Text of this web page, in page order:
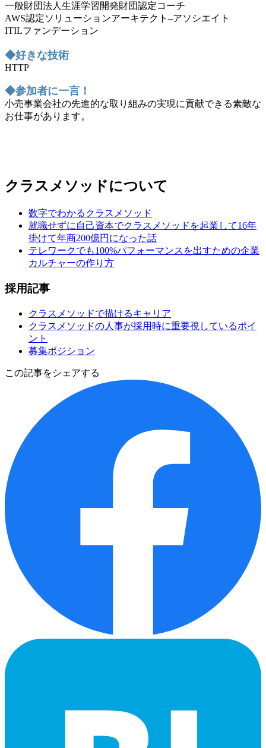
一般財団法人生涯学習開発財団認定コーチ
AWS認定ソリューションアーキテクト–アソシエイト
ITILファンデーション
◆好きな技術
HTTP
◆参加者に一言！
小売事業会社の先進的な取り組みの実現に貢献できる素敵な
お仕事があります。
クラスメソッドについて
数字でわかるクラスメソッド
就職せずに自己資本でクラスメソッドを起業して16年
掛けて年商200億円になった話
テレワークでも100%パフォーマンスを出すための企業
カルチャーの作り方
採用記事
クラスメソッドで描けるキャリア
クラスメソッドの人事が採用時に重要視しているポイ
ント
募集ポジション
この記事をシェアする